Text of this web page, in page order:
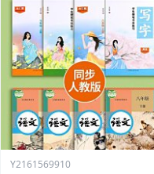
Y2161569910